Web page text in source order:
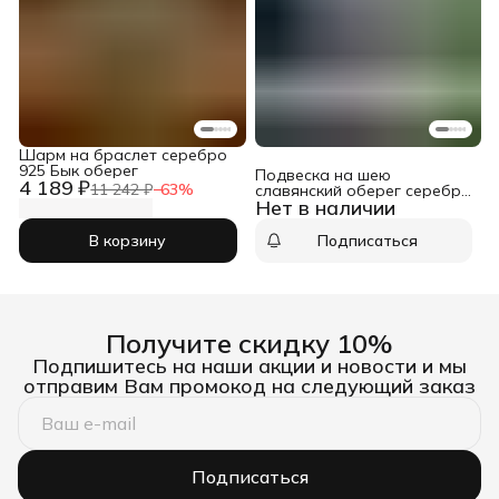
4 189 ₽11 242 ₽−63%
Шарм на браслет серебро
925 Бык оберег
В корзину
Нет в наличии
Подвеска на шею
славянский оберег серебро
925 Бык
Подписаться
Получите скидку 10%
Подпишитесь на наши акции и новости и мы
отправим Вам промокод на следующий заказ
Подписаться